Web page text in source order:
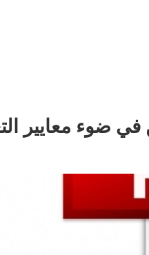
ضوء معايير